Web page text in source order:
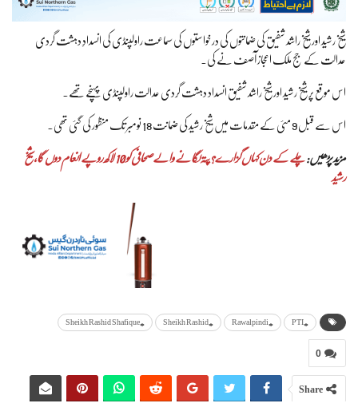
شیخ رشید اور شیخ راشد شفیق کی ضمانتوں کی درخواستوں کی سماعت راولپنڈی کی انسدادِ دہشت گردی
عدالت کے جج ملک اعجاز آصف نے کی۔
اس موقع پر شیخ رشید اور شیخ راشد شفیق انسداد دہشت گردی عدالت راولپنڈی پہنچے تھے۔
اس سے قبل 9 مئی کے مقدمات میں شیخ رشید کی ضمانت 18 نومبر تک منظور کی گئی تھی۔
مزید پڑھیں:
چلے کے دن کہاں گزارے؟ پتہ لگانے والے صحافی کو 10 لاکھ روپے انعام دوں گا، شیخ
رشید
#PTI
#Rawalpindi
#Sheikh Rashid
#Sheikh Rashid Shafique
0
Share